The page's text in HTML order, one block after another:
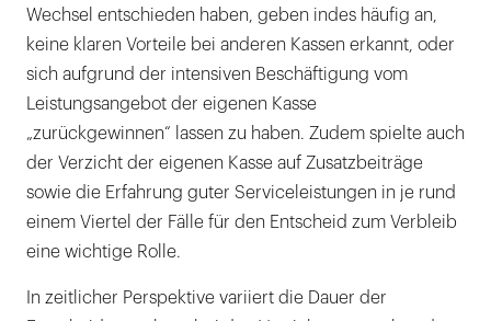
Wechsel entschieden haben, geben indes häufig an,
keine klaren Vorteile bei anderen Kassen erkannt, oder
sich aufgrund der intensiven Beschäftigung vom
Leistungsangebot der eigenen Kasse
„zurückgewinnen“ lassen zu haben. Zudem spielte auch
der Verzicht der eigenen Kasse auf Zusatzbeiträge
sowie die Erfahrung guter Serviceleistungen in je rund
einem Viertel der Fälle für den Entscheid zum Verbleib
eine wichtige Rolle.
In zeitlicher Perspektive variiert die Dauer der